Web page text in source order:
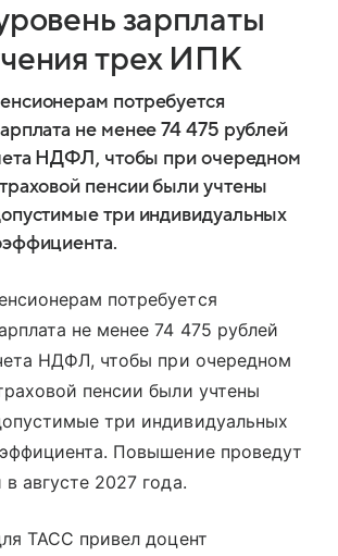
зарплаты
трех ИПК
потребуется
не менее 74 475 рублей
НДФЛ, чтобы при очередном
пенсии были учтены
три индивидуальных
потребуется
не менее 74 475 рублей
НДФЛ, чтобы при очередном
пенсии были учтены
три индивидуальных
Повышение проведут
августе 2027 года.
ТАСС привел доцент